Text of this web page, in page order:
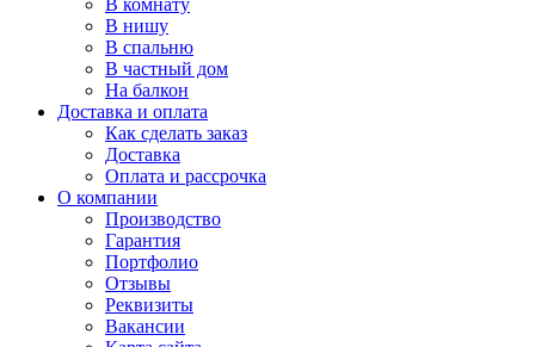
В комнату
В нишу
В спальню
В частный дом
На балкон
Доставка и оплата
Как сделать заказ
Доставка
Оплата и рассрочка
О компании
Производство
Гарантия
Портфолио
Отзывы
Реквизиты
Вакансии